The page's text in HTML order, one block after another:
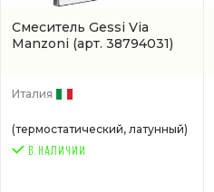
Смеситель Gessi Via
Manzoni (арт. 38794031)
Италия
(термостатический, латунный)